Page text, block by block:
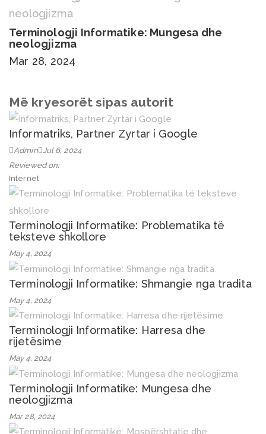
Terminologji Informatike: Mungesa dhe
neologjizma
Mar 28, 2024
Më kryesorët sipas autorit
Informatriks, Partner Zyrtar i Google
Admin Jul 6, 2024
Reviewed on:
Internet
Terminologji Informatike: Problematika të
teksteve shkollore
May 4, 2024
Terminologji Informatike: Shmangie nga tradita
May 4, 2024
Terminologji Informatike: Harresa dhe
rijetësime
May 4, 2024
Terminologji Informatike: Mungesa dhe
neologjizma
Mar 28, 2024